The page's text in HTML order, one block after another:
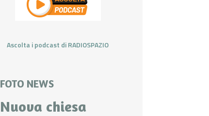
Ascolta i podcast di RADIOSPAZIO
FOTO NEWS
Nuova chiesa